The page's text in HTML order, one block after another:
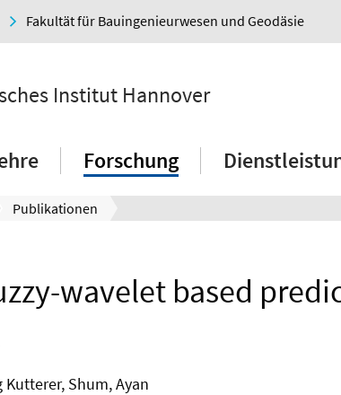
Fakultät für Bauingenieurwesen und Geodäsie
Institut Hannover
Forschung
Publikationen
wavelet based
Shum, Ayan